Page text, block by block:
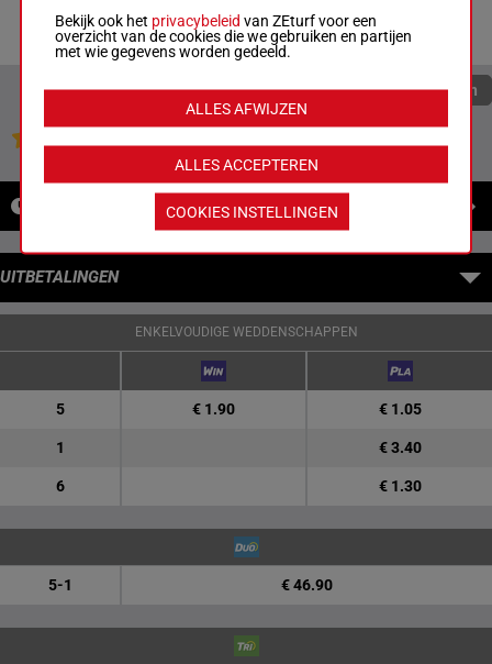
5p 4p 1p
Quoteringen verversen
UITBETALINGEN
ENKELVOUDIGE WEDDENSCHAPPEN
5 € 1.90 € 1.05
1 € 3.40
6 € 1.30
5-1 € 46.90
Bekijk ook het privacybeleid van ZEturf voor een
overzicht van de cookies die we gebruiken en partijen
met wie gegevens worden gedeeld.
ALLES ACCEPTEREN
ALLES AFWIJZEN
COOKIES INSTELLINGEN